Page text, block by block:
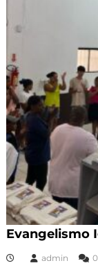
Evangelismo
admin